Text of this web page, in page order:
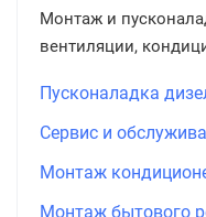
Монтаж и
вентиляции,
Пусконаладка
Сервис и
Монтаж
Монтаж бытового